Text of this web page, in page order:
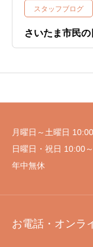
スタッフブログ
さいたま市民の
月曜日～土曜日
日曜日・祝日 10:00
年中無休
お電話・オンラ